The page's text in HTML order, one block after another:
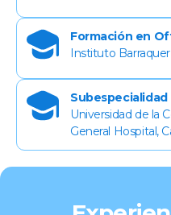
Formación en
Instituto
Universidad de la
General Hospital,